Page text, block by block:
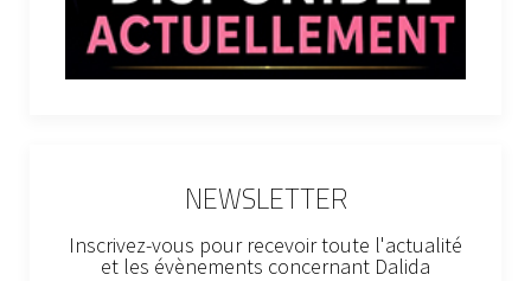
NEWSLETTER
Inscrivez-vous pour recevoir toute l'actualité
et les évènements concernant Dalida